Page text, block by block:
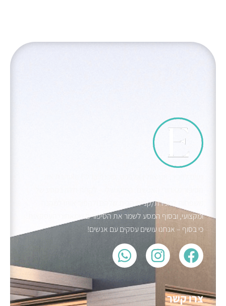
משפחות למכירת/קניית הבית שלהם ולהפוך אותו למהנה
ומקצועי, ובסוף המסע לשמר את הסיפורים שמאחורי העסקאות.
כי בסוף – אנחנו עושים עסקים עם אנשים!
צרו קשר